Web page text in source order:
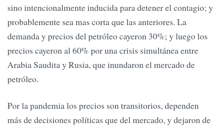
sino intencionalmente inducida para detener el contagio; y
probablemente sea mas corta que las anteriores. La
demanda y precios del petróleo cayeron 30%; y luego los
precios cayeron al 60% por una crisis simultánea entre
Arabia Saudita y Rusia, que inundaron el mercado de
petróleo.
Por la pandemia los precios son transitorios, dependen
más de decisiones políticas que del mercado, y dejaron de